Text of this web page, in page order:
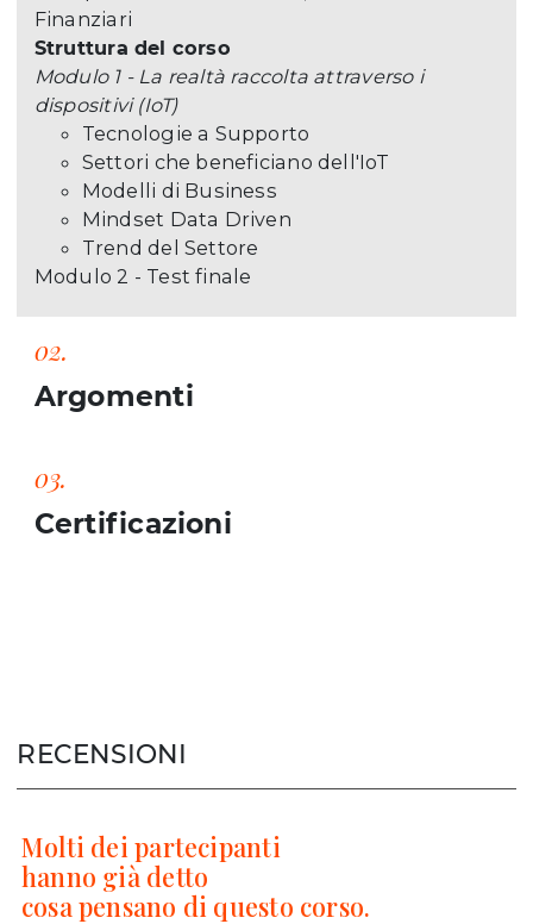
Finanziari
Struttura del corso
Modulo 1 - La realtà raccolta attraverso i
dispositivi (IoT)
Tecnologie a Supporto
Settori che beneficiano dell'IoT
Modelli di Business
Mindset Data Driven
Trend del Settore
Modulo 2 - Test finale
02.
Argomenti
03.
Certificazioni
RECENSIONI
Molti dei partecipanti
hanno già detto
cosa pensano di questo corso.